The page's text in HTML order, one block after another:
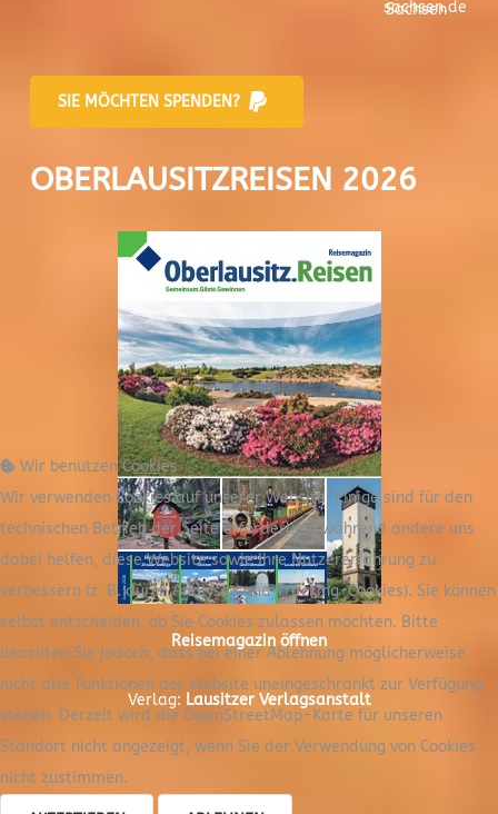
sachsen.de
SIE MÖCHTEN SPENDEN?
OBERLAUSITZREISEN 2026
Reisemagazin öffnen
Verlag: Lausitzer Verlagsanstalt
Wir benutzen Cookies
Wir verwenden Cookies auf unserer Website. Einige sind für den
technischen Betrieb der Seite erforderlich, während andere uns
dabei helfen, diese Website sowie Ihre Nutzererfahrung zu
verbessern (z. B. durch Analyse- und Tracking-Cookies). Sie können
selbst entscheiden, ob Sie Cookies zulassen möchten. Bitte
beachten Sie jedoch, dass bei einer Ablehnung möglicherweise
nicht alle Funktionen der Website uneingeschränkt zur Verfügung
stehen. Derzeit wird die OpenStreetMap-Karte für unseren
Standort nicht angezeigt, wenn Sie der Verwendung von Cookies
nicht zustimmen.